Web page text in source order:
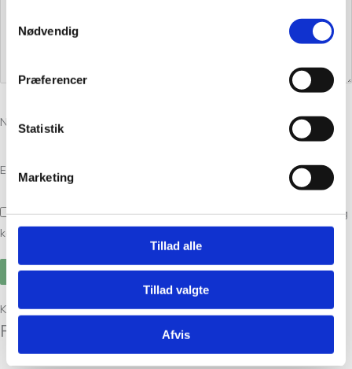
Nødvendig
Præferencer
Statistik
Marketing
Tillad alle
Tillad valgte
Afvis
Navn
E-mail
Gem mit navn, mail og websted i denne browser til næste gang jeg
kommenterer.
Kunder købte også
Relaterede varer